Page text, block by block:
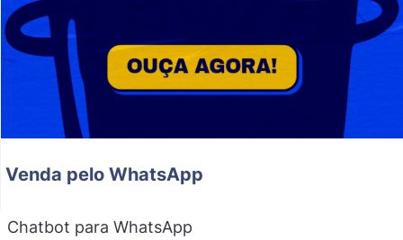
Venda pelo WhatsApp
Chatbot para WhatsApp